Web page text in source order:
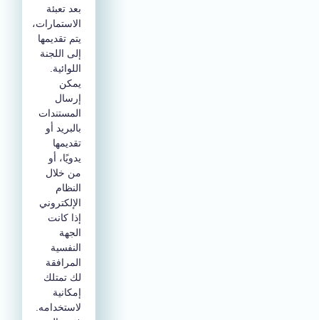
بعد تعبئة
الاستمارات،
يتم تقديمها
إلى اللجنة
اللوائية.
يمكن
إرسال
المستندات
بالبريد أو
تقديمها
يدويًا، أو
من خلال
النظام
الإلكتروني
إذا كانت
الجهة
النفسية
المرافقة
لك تمتلك
إمكانية
لاستخدامه.